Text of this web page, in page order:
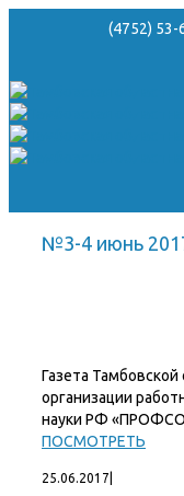
(4752) 53-
№3-4 июнь
Газета
организации
науки РФ
ПОСМОТРЕТЬ
25.06.2017